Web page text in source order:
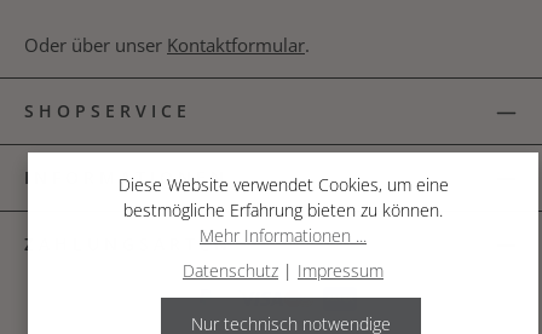
Oder über unser Kontaktformular.
SHOPSERVICE
INFORMATIONEN
ZAHLUNGSARTEN
Diese Website verwendet Cookies, um eine
bestmögliche Erfahrung bieten zu können.
Mehr Informationen ...
Datenschutz | Impressum
Nur technisch notwendige